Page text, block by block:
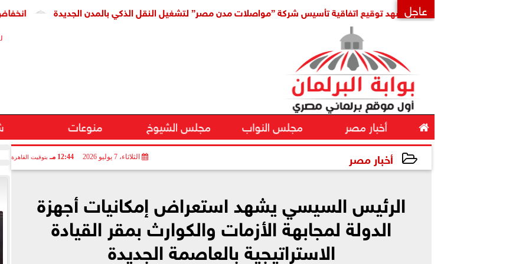
عاجل انخفاض كبير فى مدبولي يشهد توقيع اتفاقية تأسيس شركة ”مواصلات مدن مصر” لتشغيل النقل الذكي بالمدن الجديدة
 أخبار مصر مجلس النواب مجلس الشيوخ منوعات
أخبار مصر الثلاثاء، 7 يوليو 2026 12:44 مـ بتوقيت القاهرة
الرئيس السيسي يشهد استعراض إمكانيات أجهزة
الدولة لمجابهة الأزمات والكوارث بمقر القيادة
الاستراتيجية بالعاصمة الجديدة